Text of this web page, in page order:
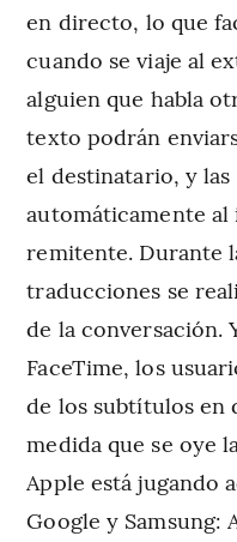
en directo, lo que
cuando se viaje al
alguien que habla
texto podrán
el destinatario, y
automáticamente
remitente. Durante
traducciones se
de la conversación.
FaceTime, los
de los subtítulos en
medida que se oye
Apple está jugando
Google y Samsung: